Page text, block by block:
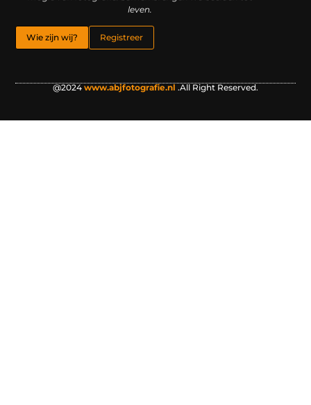
leven.
Wie zijn wij? Registreer
@2024 www.abjfotografie.nl .All Right Reserved.